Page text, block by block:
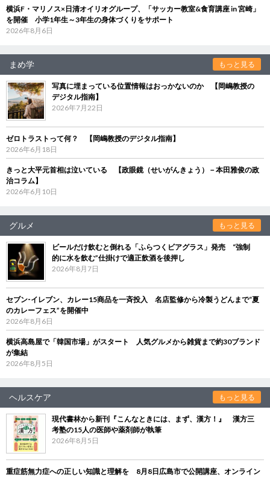
横浜F・マリノス×日清オイリオグループ、「サッカー教室&食育講座 in 宮崎」
を開催 小学1年生～3年生の身体づくりをサポート
2026年8月6日
まめ学 もっと見る
写真に埋まっている位置情報はおっかないのか 【岡嶋教授の
デジタル指南】
2026年7月22日
ゼロトラストって何？ 【岡嶋教授のデジタル指南】
2026年6月18日
きっと大平元首相は泣いている 【政眼鏡（せいがんきょう）－本田雅俊の政
治コラム】
2026年6月10日
グルメ もっと見る
ビールだけ飲むと倒れる「ふらつくビアグラス」発売 “強制
的に水を飲む”仕掛けで適正飲酒を後押し
2026年8月7日
セブン‐イレブン、カレー15商品を一斉投入 名店監修から冷製うどんまで“夏
のカレーフェス”を開催中
2026年8月6日
横浜高島屋で「韓国市場」がスタート 人気グルメから雑貨まで約30ブランド
が集結
2026年8月5日
ヘルスケア もっと見る
現代書林から新刊『こんなときには、まず、漢方！』 漢方三
考塾の15人の医師や薬剤師が執筆
2026年8月5日
重症筋無力症への正しい知識と理解を 8月8日広島市で公開講座、オンライン